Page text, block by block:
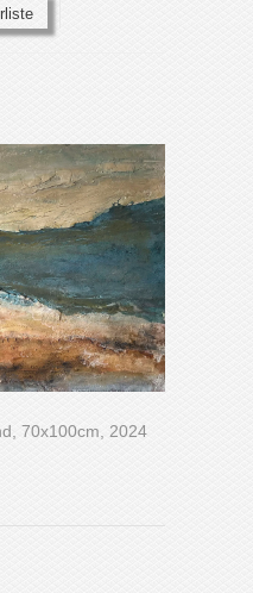
70x100cm, 2024